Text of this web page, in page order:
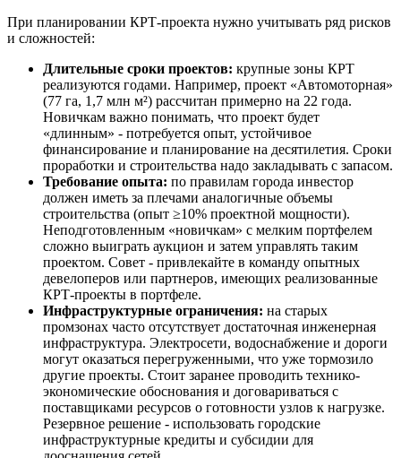
При планировании КРТ-проекта нужно учитывать ряд рисков
и сложностей:
Длительные сроки проектов: крупные зоны КРТ
реализуются годами. Например, проект «Автомоторная»
(77 га, 1,7 млн м²) рассчитан примерно на 22 года.
Новичкам важно понимать, что проект будет
«длинным» - потребуется опыт, устойчивое
финансирование и планирование на десятилетия. Сроки
проработки и строительства надо закладывать с запасом.
Требование опыта: по правилам города инвестор
должен иметь за плечами аналогичные объемы
строительства (опыт ≥10% проектной мощности).
Неподготовленным «новичкам» с мелким портфелем
сложно выиграть аукцион и затем управлять таким
проектом. Совет - привлекайте в команду опытных
девелоперов или партнеров, имеющих реализованные
КРТ-проекты в портфеле.
Инфраструктурные ограничения: на старых
промзонах часто отсутствует достаточная инженерная
инфраструктура. Электросети, водоснабжение и дороги
могут оказаться перегруженными, что уже тормозило
другие проекты. Стоит заранее проводить технико-
экономические обоснования и договариваться с
поставщиками ресурсов о готовности узлов к нагрузке.
Резервное решение - использовать городские
инфраструктурные кредиты и субсидии для